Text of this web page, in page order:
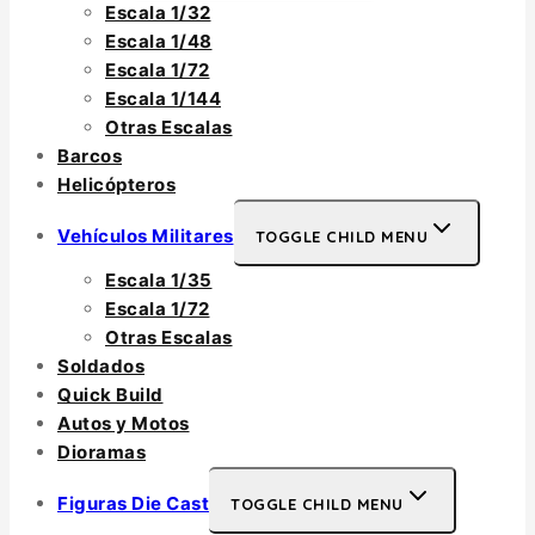
Escala 1/32
Escala 1/48
Escala 1/72
Escala 1/144
Otras Escalas
Barcos
Helicópteros
Vehículos Militares TOGGLE CHILD MENU
Escala 1/35
Escala 1/72
Otras Escalas
Soldados
Quick Build
Autos y Motos
Dioramas
Figuras Die Cast TOGGLE CHILD MENU